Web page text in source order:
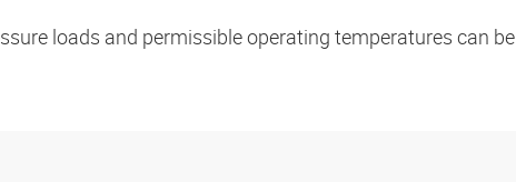
loads and permissible operating temperatures can